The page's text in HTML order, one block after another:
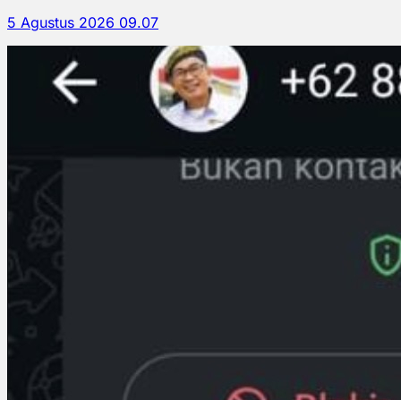
5 Agustus 2026 09.07